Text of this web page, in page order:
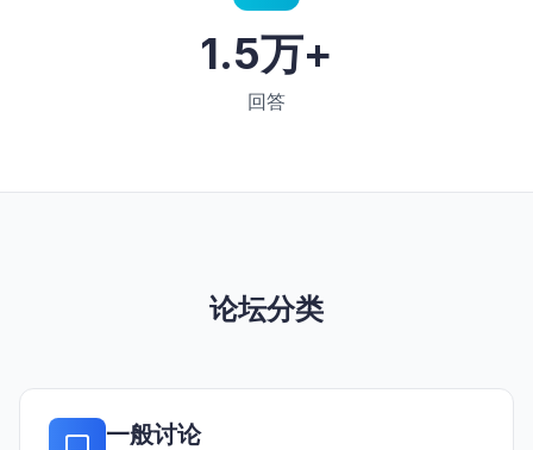
1.5万+
回答
论坛分类
一般讨论